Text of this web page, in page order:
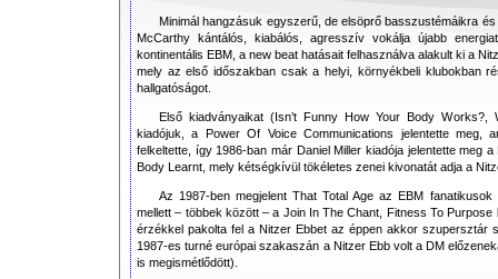
Minimál hangzásuk egyszerű, de elsöprő basszustémáikra
McCarthy kántálós, kiabálós, agresszív vokálja újabb
kontinentális EBM, a new beat hatásait felhasználva alakult ki a
mely az első időszakban csak a helyi, környékbeli klubokban
hallgatóságot.
Első kiadványaikat (Isn’t Funny How Your Body
kiadójuk, a Power Of Voice Communications jelentette meg,
felkeltette, így 1986-ban már Daniel Miller kiadója jelentette meg
Body Learnt, mely kétségkívül tökéletes zenei kivonatát adja a
Az 1987-ben megjelent That Total Age az EBM
mellett – többek között – a Join In The Chant, Fitness To
érzékkel pakolta fel a Nitzer Ebbet az éppen akkor szupersztár
1987-es turné európai szakaszán a Nitzer Ebb volt a DM
is megismétlődött).